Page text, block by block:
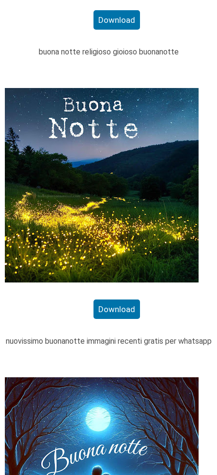
Download
buona notte religioso gioioso buonanotte
Download
nuovissimo buonanotte immagini recenti gratis per whatsapp